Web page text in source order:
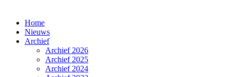
Home
Nieuws
Archief
Archief 2026
Archief 2025
Archief 2024